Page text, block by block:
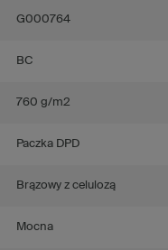
G000764
BC
760 g/m2
Paczka DPD
Brązowy z celulozą
Mocna